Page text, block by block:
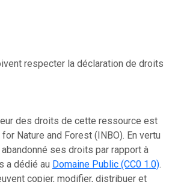
respecter la déclaration de droits
des droits de cette ressource est
Nature and Forest (INBO). En vertu
ses droits par rapport à
a dédié au Domaine Public (CC0 1.0).
copier, modifier, distribuer et